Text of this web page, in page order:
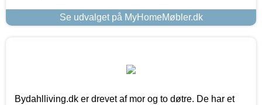
Se udvalget på MyHomeMøbler.dk
Bydahlliving.dk er drevet af mor og to døtre. De har et